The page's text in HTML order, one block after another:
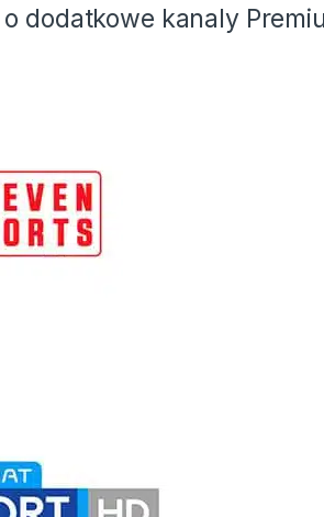
dodatkowe kanaly